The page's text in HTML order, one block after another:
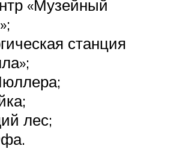
«Музейный
станция
лес;